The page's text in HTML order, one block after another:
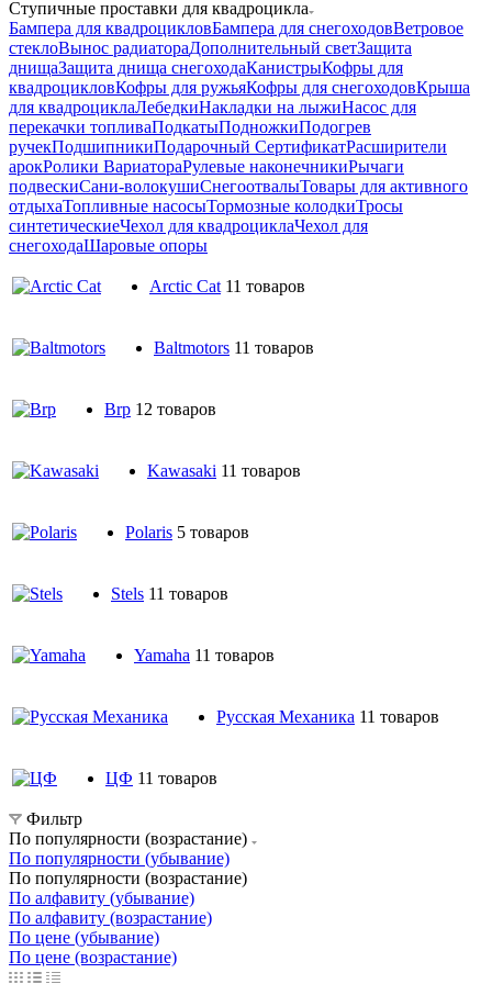
Ступичные проставки для квадроцикла
Бампера для квадроцикловБампера для снегоходовВетровое
стеклоВынос радиатораДополнительный светЗащита
днищаЗащита днища снегоходаКанистрыКофры для
квадроцикловКофры для ружьяКофры для снегоходовКрыша
для квадроциклаЛебедкиНакладки на лыжиНасос для
перекачки топливаПодкатыПодножкиПодогрев
ручекПодшипникиПодарочный СертификатРасширители
арокРолики ВариатораРулевые наконечникиРычаги
подвескиСани-волокушиСнегоотвалыТовары для активного
отдыхаТопливные насосыТормозные колодкиТросы
синтетическиеЧехол для квадроциклаЧехол для
снегоходаШаровые опоры
Arctic Cat 11 товаров
Baltmotors 11 товаров
Brp 12 товаров
Kawasaki 11 товаров
Polaris 5 товаров
Stels 11 товаров
Yamaha 11 товаров
Русская Механика 11 товаров
ЦФ 11 товаров
Фильтр
По популярности (возрастание)
По популярности (убывание)
По популярности (возрастание)
По алфавиту (убывание)
По алфавиту (возрастание)
По цене (убывание)
По цене (возрастание)